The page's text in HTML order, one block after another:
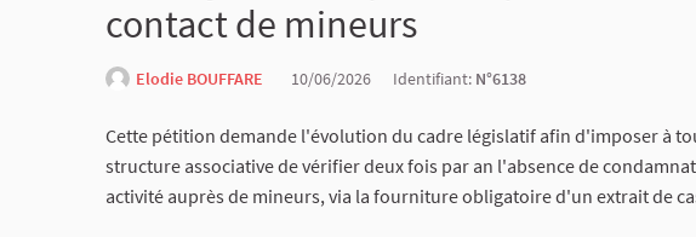
contact de mineurs
Elodie BOUFFARE 10/06/2026 Identifiant: N°6138
Cette pétition demande l'évolution du cadre législatif afin d'imposer à
structure associative de vérifier deux fois par an l'absence de
activité auprès de mineurs, via la fourniture obligatoire d'un extrait de